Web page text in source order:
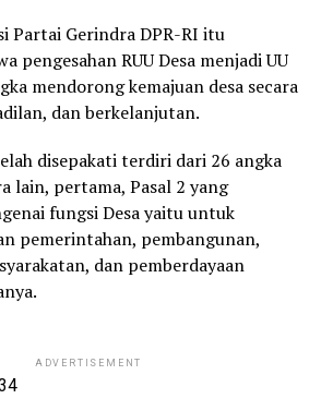
Partai Gerindra DPR-RI itu
pengesahan RUU Desa menjadi UU
mendorong kemajuan desa secara
dan berkelanjutan.
disepakati terdiri dari 26 angka
lain, pertama, Pasal 2 yang
fungsi Desa yaitu untuk
pemerintahan, pembangunan,
dan pemberdayaan
ADVERTISEMENT